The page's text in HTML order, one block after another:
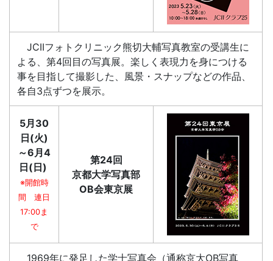
JCIIフォトクリニック熊切大輔写真教室の受講生に
よる、第4回目の写真展。楽しく表現力を身につける
事を目指して撮影した、風景・スナップなどの作品、
各自3点ずつを展示。
5月30
日(火)
～6月4
日(日)
※開館時
間 連日
17:00ま
で
第24回
京都大学写真部
OB会東京展
1969年に発足した学士写真会（通称京大OB写真